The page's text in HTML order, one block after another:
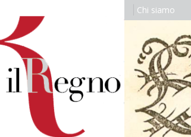
Chi siamo